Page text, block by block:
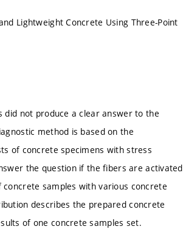
Lightweight Concrete Using Three-Point
not produce a clear answer to the
method is based on the
of concrete specimens with stress
the question if the fibers are activated
samples with various concrete
describes the prepared concrete
of one concrete samples set.